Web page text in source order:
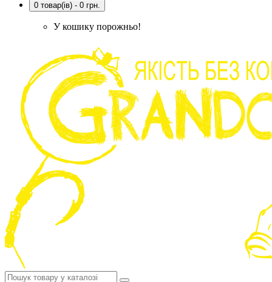
0 товар(ів) - 0 грн.
У кошику порожньо!